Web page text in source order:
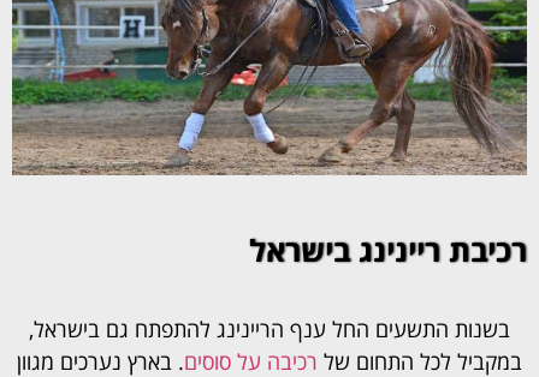
רכיבת ריינינג בישראל
בשנות התשעים החל ענף הריינינג להתפתח גם בישראל,
במקביל לכל התחום של רכיבה על סוסים. בארץ נערכים מגוון